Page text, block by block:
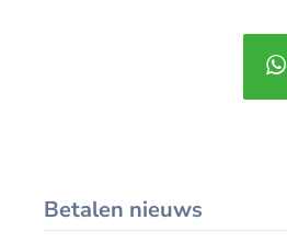
Betalen nieuws